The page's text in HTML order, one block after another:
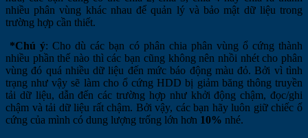
nhiều phân vùng khác nhau để quản lý và bảo mật dữ liệu trong
trường hợp cần thiết.
*Chú ý: Cho dù các bạn có phân chia phân vùng ổ cứng thành
nhiều phần thế nào thì các bạn cũng không nên nhồi nhét cho phân
vùng đó quá nhiều dữ liệu đến mức báo động màu đỏ. Bởi vì tình
trạng như vậy sẽ làm cho ổ cứng HDD bị giảm băng thông truyền
tải dữ liệu, dẫn đến các trường hợp như khởi động chậm, đọc/ghi
chậm và tải dữ liệu rất chậm. Bởi vậy, các bạn hãy luôn giữ chiếc ổ
cứng của mình có dung lượng trống lớn hơn 10% nhé.